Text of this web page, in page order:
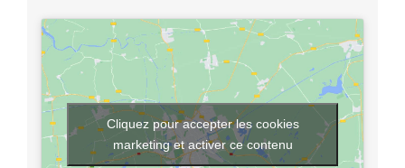
Cliquez pour accepter les cookies
marketing et activer ce contenu